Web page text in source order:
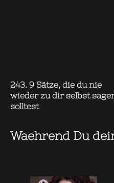
243. 9 Sätze, die du nie
wieder zu dir selbst
solltest
Waehrend Du